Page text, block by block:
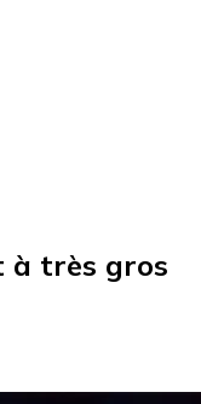
à très gros